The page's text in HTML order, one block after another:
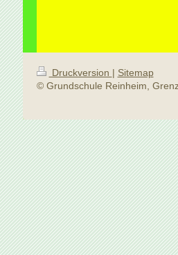
Druckversion | Sitemap
© Grundschule Reinheim,